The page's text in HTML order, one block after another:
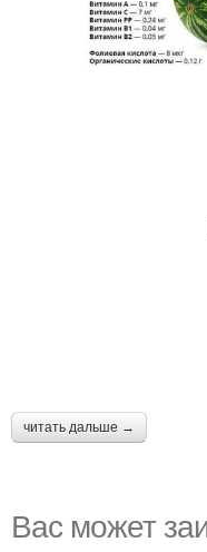
читать дальше →
Вас может